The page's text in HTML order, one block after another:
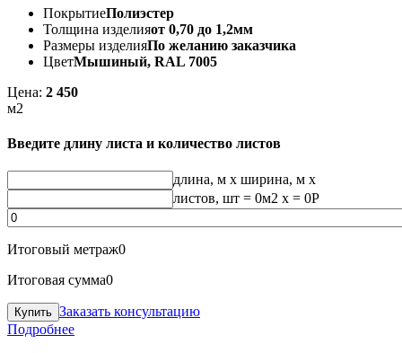
ПокрытиеПолиэстер
Толщина изделияот 0,70 до 1,2мм
Размеры изделияПо желанию заказчика
ЦветМышиный, RAL 7005
Цена: 2 450
м2
Введите длину листа и количество листов
длина, м x ширина, м x
листов, шт = 0м2 x = 0Р
Итоговый метраж0
Итоговая сумма0
Заказать консультацию
Подробнее